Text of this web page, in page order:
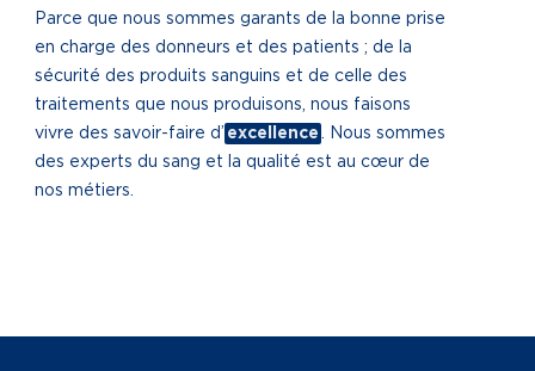
Parce que nous sommes garants de la bonne prise
en charge des donneurs et des patients ; de la
sécurité des produits sanguins et de celle des
traitements que nous produisons, nous faisons
vivre des savoir-faire d’ excellence . Nous sommes
des experts du sang et la qualité est au cœur de
nos métiers.